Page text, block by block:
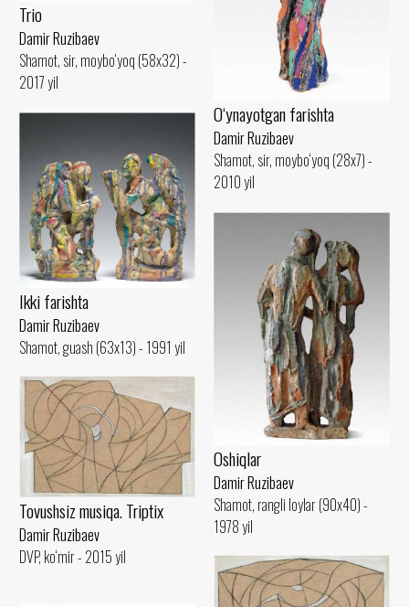
Trio
Damir Ruzibaev
Shamot, sir, moybo‘yoq (58x32) -
2017 yil
O‘ynayotgan farishta
Damir Ruzibaev
Shamot, sir, moybo‘yoq (28x7) -
2010 yil
Ikki farishta
Damir Ruzibaev
Shamot, guash (63x13) - 1991 yil
Oshiqlar
Damir Ruzibaev
Shamot, rangli loylar (90x40) -
1978 yil
Tovushsiz musiqa. Triptix
Damir Ruzibaev
DVP, ko‘mir - 2015 yil